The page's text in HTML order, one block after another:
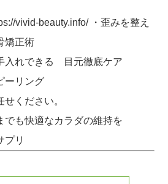
vivid-beauty.info/ ・歪みを整え
矯正術
入れできる 目元徹底ケア
ーリング
せください。
でも快適なカラダの維持を
プリ